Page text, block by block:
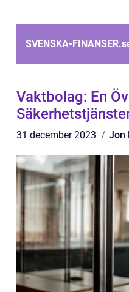
SVENSKA-FINANSER.
Vaktbolag: En
31 december 2023 Jon